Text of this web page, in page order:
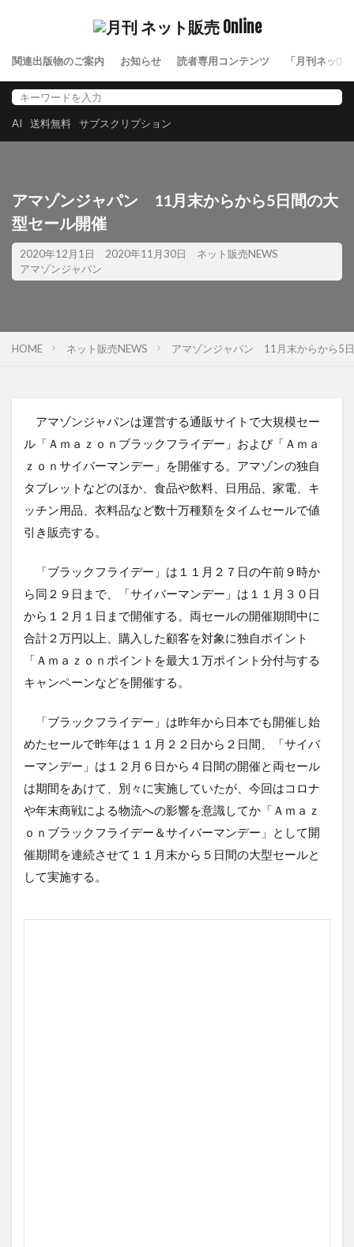
関連出版物のご案内 お知らせ 読者専用コンテンツ 「月刊ネット
AI 送料無料 サブスクリプション
アマゾンジャパン 11月末からから5日間の大
型セール開催
2020年12月1日 2020年11月30日
ネット販売NEWS
アマゾンジャパン
HOME ネット販売NEWS アマゾンジャパン 11月末からから5
アマゾンジャパンは運営する通販サイトで大規模セー
ル「Ａｍａｚｏｎブラックフライデー」および「Ａｍａ
ｚｏｎサイバーマンデー」を開催する。アマゾンの独自
タブレットなどのほか、食品や飲料、日用品、家電、キ
ッチン用品、衣料品など数十万種類をタイムセールで値
引き販売する。
「ブラックフライデー」は１１月２７日の午前９時か
ら同２９日まで、「サイバーマンデー」は１１月３０日
から１２月１日まで開催する。両セールの開催期間中に
合計２万円以上、購入した顧客を対象に独自ポイント
「Ａｍａｚｏｎポイントを最大１万ポイント分付与する
キャンペーンなどを開催する。
「ブラックフライデー」は昨年から日本でも開催し始
めたセールで昨年は１１月２２日から２日間、「サイバ
ーマンデー」は１２月６日から４日間の開催と両セール
は期間をあけて、別々に実施していたが、今回はコロナ
や年末商戦による物流への影響を意識してか「Ａｍａｚ
ｏｎブラックフライデー＆サイバーマンデー」として開
催期間を連続させて１１月末から５日間の大型セールと
して実施する。